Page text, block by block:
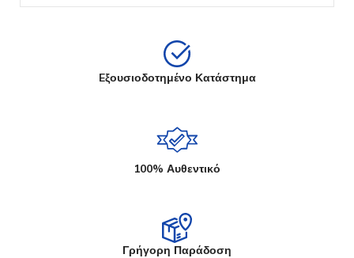
Eξουσιοδοτημένο Κατάστημα
100% Αυθεντικό
Γρήγορη Παράδοση